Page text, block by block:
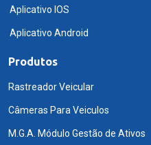
Aplicativo IOS
Aplicativo Android
Produtos
Rastreador Veicular
Câmeras Para Veiculos
M.G.A. Módulo Gestão de Ativos